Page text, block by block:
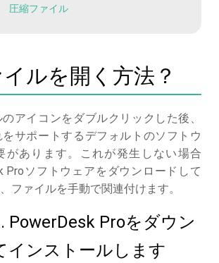
圧縮ファイル
ルを開く方法？
アイコンをダブルクリックした後、
サポートするデフォルトのソフトウ
があります。これが発生しない場合
Proソフトウェアをダウンロードして
ファイルを手動で関連付けます。
PowerDesk Proをダウン
インストールします